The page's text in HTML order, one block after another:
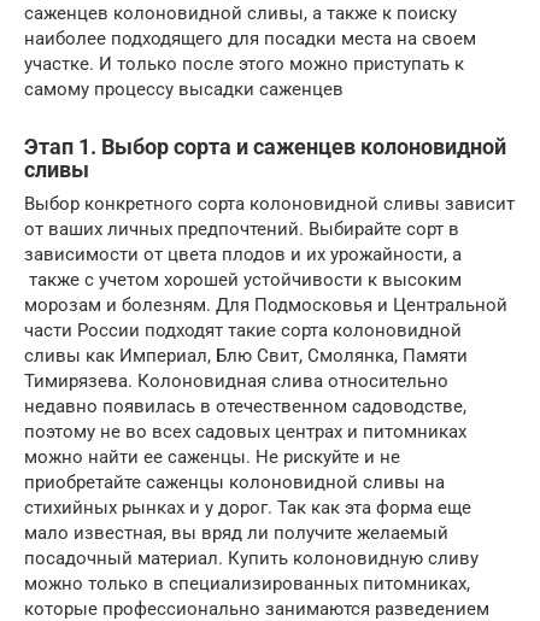
саженцев колоновидной сливы, а также к поиску
наиболее подходящего для посадки места на своем
участке. И только после этого можно приступать к
самому процессу высадки саженцев
Этап 1. Выбор сорта и саженцев колоновидной
сливы
Выбор конкретного сорта колоновидной сливы зависит
от ваших личных предпочтений. Выбирайте сорт в
зависимости от цвета плодов и их урожайности, а
также с учетом хорошей устойчивости к высоким
морозам и болезням. Для Подмосковья и Центральной
части России подходят такие сорта колоновидной
сливы как Империал, Блю Свит, Смолянка, Памяти
Тимирязева. Колоновидная слива относительно
недавно появилась в отечественном садоводстве,
поэтому не во всех садовых центрах и питомниках
можно найти ее саженцы. Не рискуйте и не
приобретайте саженцы колоновидной сливы на
стихийных рынках и у дорог. Так как эта форма еще
мало известная, вы вряд ли получите желаемый
посадочный материал. Купить колоновидную сливу
можно только в специализированных питомниках,
которые профессионально занимаются разведением